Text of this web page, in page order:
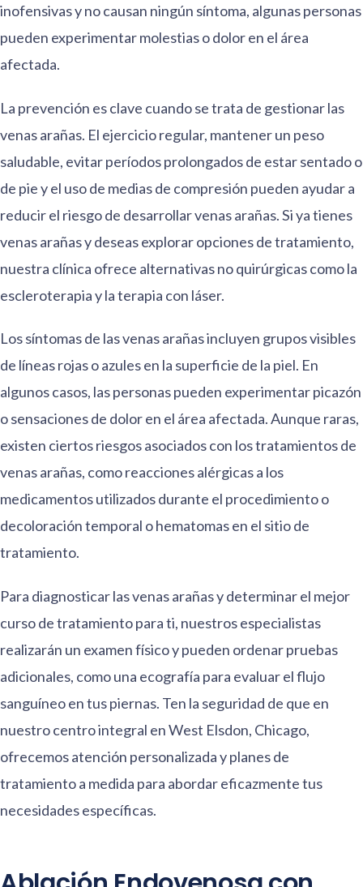
inofensivas y no causan ningún síntoma, algunas personas
pueden experimentar molestias o dolor en el área
afectada.
La prevención es clave cuando se trata de gestionar las
venas arañas. El ejercicio regular, mantener un peso
saludable, evitar períodos prolongados de estar sentado o
de pie y el uso de medias de compresión pueden ayudar a
reducir el riesgo de desarrollar venas arañas. Si ya tienes
venas arañas y deseas explorar opciones de tratamiento,
nuestra clínica ofrece alternativas no quirúrgicas como la
escleroterapia y la terapia con láser.
Los síntomas de las venas arañas incluyen grupos visibles
de líneas rojas o azules en la superficie de la piel. En
algunos casos, las personas pueden experimentar picazón
o sensaciones de dolor en el área afectada. Aunque raras,
existen ciertos riesgos asociados con los tratamientos de
venas arañas, como reacciones alérgicas a los
medicamentos utilizados durante el procedimiento o
decoloración temporal o hematomas en el sitio de
tratamiento.
Para diagnosticar las venas arañas y determinar el mejor
curso de tratamiento para ti, nuestros especialistas
realizarán un examen físico y pueden ordenar pruebas
adicionales, como una ecografía para evaluar el flujo
sanguíneo en tus piernas. Ten la seguridad de que en
nuestro centro integral en West Elsdon, Chicago,
ofrecemos atención personalizada y planes de
tratamiento a medida para abordar eficazmente tus
necesidades específicas.